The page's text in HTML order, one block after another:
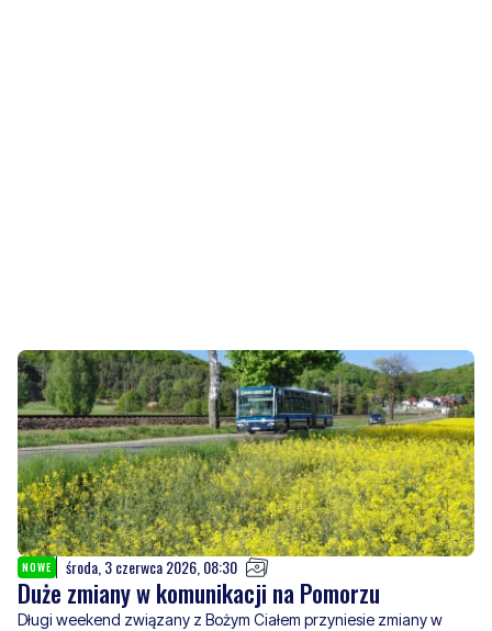
NOWE środa, 3 czerwca 2026, 08:30
Duże zmiany w komunikacji na Pomorzu
Długi weekend związany z Bożym Ciałem przyniesie zmiany w